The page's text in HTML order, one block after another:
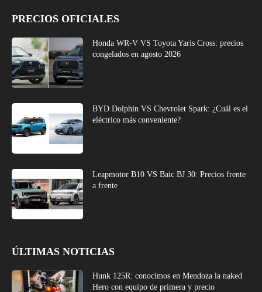
PRECIOS OFICIALES
Honda WR-V VS Toyota Yaris Cross: precios
congelados en agosto 2026
BYD Dolphin VS Chevrolet Spark: ¿Cuál es el
eléctrico más conveniente?
Leapmotor B10 VS Baic BJ 30: Precios frente
a frente
ÚLTIMAS NOTICIAS
Hunk 125R: conocimos en Mendoza la naked
Hero con equipo de primera y precio